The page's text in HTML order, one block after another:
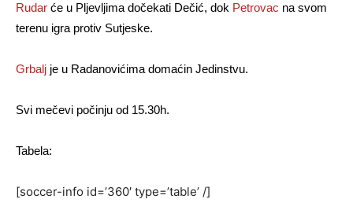
Rudar će u Pljevljima dočekati Dečić, dok Petrovac na svom
terenu igra protiv Sutjeske.
Grbalj je u Radanovićima domaćin Jedinstvu.
Svi mečevi počinju od 15.30h.
Tabela:
[soccer-info id=’360′ type=’table’ /]